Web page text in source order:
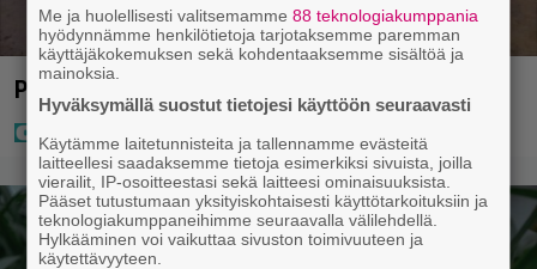
Poliisi teki surullisen löydön Lohjalla
Me ja huolellisesti valitsemamme88 teknologiakumppania
hyödynnämme henkilötietoja tarjotaksemme paremman
käyttäjäkokemuksen sekä kohdentaaksemme sisältöä ja
mainoksia.
Hyväksymällä suostut tietojesi käyttöön seuraavasti
Käytämme laitetunnisteita ja tallennamme evästeitä
laitteellesi saadaksemme tietoja esimerkiksi sivuista, joilla
vierailit, IP-osoitteestasi sekä laitteesi ominaisuuksista.
Pääset tutustumaan yksityiskohtaisesti käyttötarkoituksiin ja
teknologiakumppaneihimme seuraavalla välilehdellä.
Hylkääminen voi vaikuttaa sivuston toimivuuteen ja
käytettävyyteen.